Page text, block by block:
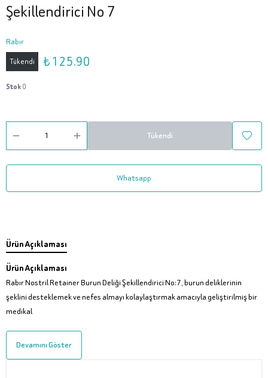
Şekillendirici No 7
Rabır
Tükendi ₺ 125.90
Stok0
Tükendi
Whatsapp
Ürün Açıklaması
Ürün Açıklaması
Rabır Nostril Retainer Burun Deliği Şekillendirici No:7, burun deliklerinin
şeklini desteklemek ve nefes almayı kolaylaştırmak amacıyla geliştirilmiş bir
medikal
Devamını Göster